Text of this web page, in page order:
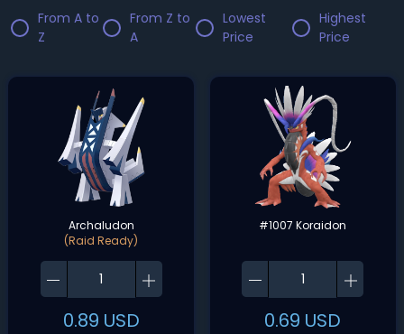
From A to
Z
From Z to
A
Lowest
Price
Highest
Price
Archaludon
(Raid Ready)
0.89 USD
#1007 Koraidon
0.69 USD